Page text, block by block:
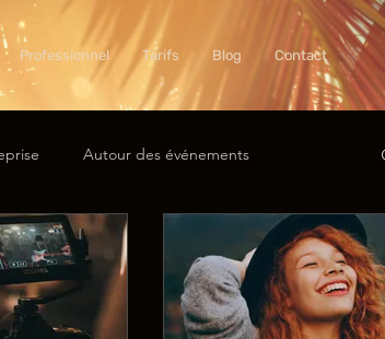
Professionnel Tarifs Blog Contact
Autour des événements